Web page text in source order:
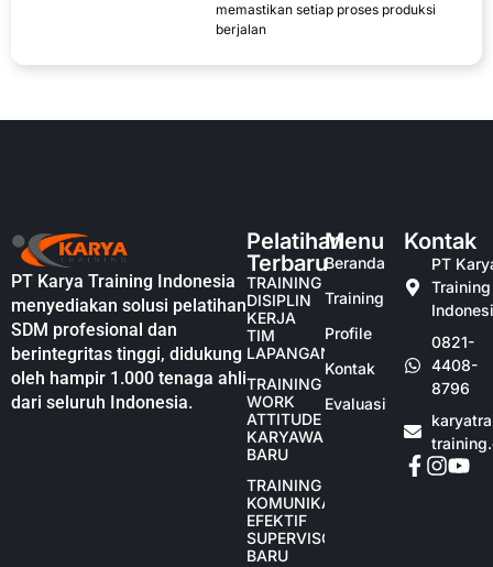
memastikan setiap proses produksi
berjalan
PT Karya Training Indonesia
menyediakan solusi pelatihan
SDM profesional dan
berintegritas tinggi, didukung
oleh hampir 1.000 tenaga ahli
dari seluruh Indonesia.
Pelatihan
Terbaru
TRAINING
DISIPLIN
KERJA
TIM
LAPANGAN
TRAINING
WORK
ATTITUDE
KARYAWAN
BARU
TRAINING
KOMUNIKASI
EFEKTIF
SUPERVISOR
BARU
Menu
Beranda
Training
Profile
Kontak
Evaluasi
Kontak
PT
Training
0821-
4408-
8796